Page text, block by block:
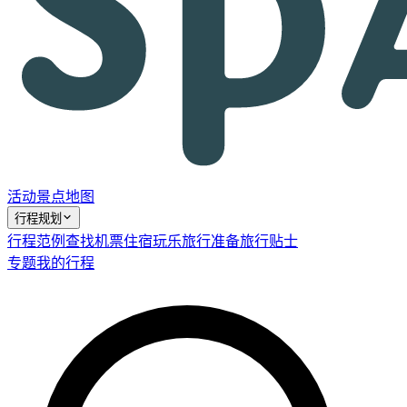
活动景点地图
行程规划
行程范例 查找机票住宿玩乐旅行准备旅行贴士
专题我的行程